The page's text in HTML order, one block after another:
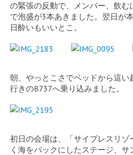
の緊張の反動で、メンバー、飲む
で泡盛が3本あきました。翌日が
日酔いもいいとこ。
朝、やっとこさでベッドから這い
行きのB737へ乗り込みました。
初日の会場は、「サイプレスリゾ
く海をバックにしたステージ、